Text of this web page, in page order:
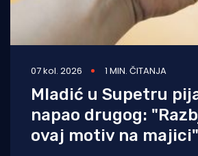
07 kol. 2026 1 MIN. ČITANJA
Mladić u Supetru
napao drugog:
ovaj motiv na majici"